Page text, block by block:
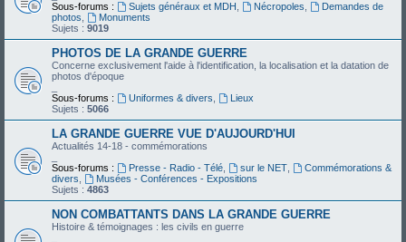
Sous-forums :
Sujets généraux et MDH Nécropoles
Demandes de
photos
Monuments
Sujets : 9019
PHOTOS DE LA GRANDE GUERRE
Concerne exclusivement l'aide à l'identification, la localisation et la datation de
photos d'époque
Sous-forums :
Uniformes & divers
Lieux
Sujets : 5066
LA GRANDE GUERRE VUE D'AUJOURD'HUI
Actualités 14-18 - commémorations
Sous-forums :
Presse - Radio - Télé, sur le NET,
Commémorations &
divers
Musées - Conférences - Expositions
Sujets : 4863
NON COMBATTANTS DANS LA GRANDE GUERRE
Histoire & témoignages : les civils en guerre